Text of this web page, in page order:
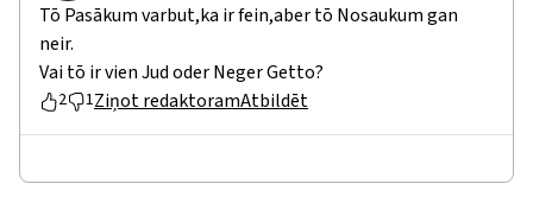
Tō Pasākum varbut,ka ir fein,aber tō Nosaukum gan
neir.
Vai tō ir vien Jud oder Neger Getto?
2 1Ziņot redaktoramAtbildēt